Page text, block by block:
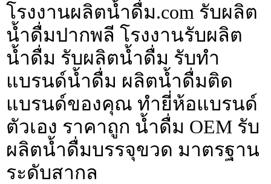
โรงงานผลิตน้ำดื่ม.com รับผลิต
น้ำดื่มปากพลี โรงงานรับผลิต
น้ำดื่ม รับผลิตน้ำดื่ม รับทำ
แบรนด์น้ำดื่ม ผลิตน้ำดื่มติด
แบรนด์ของคุณ ทำยี่ห้อแบรนด์
ตัวเอง ราคาถูก น้ำดื่ม OEM รับ
ผลิตน้ำดื่มบรรจุขวด มาตรฐาน
ระดับสากล